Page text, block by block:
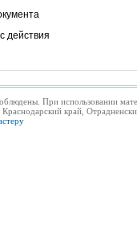
действия
При использовании
край,